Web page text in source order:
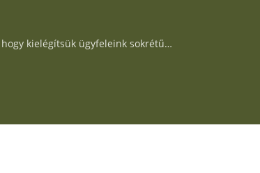
kielégítsük ügyfeleink sokrétű